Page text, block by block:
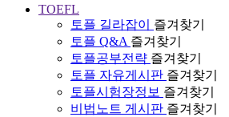
TOEFL
토플 길라잡이
즐겨찾기
토플 Q&A 즐겨찾기
토플공부전략 즐겨찾기
토플 자유게시판 즐겨찾기
토플시험장정보 즐겨찾기
비법노트 게시판 즐겨찾기